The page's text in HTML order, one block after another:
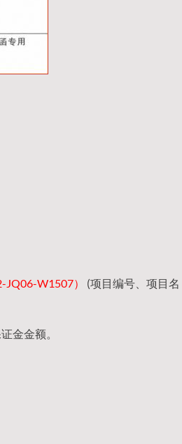
W1507）
(项目编号、项目名
金金额。